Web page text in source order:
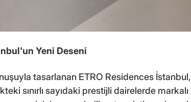
Yeni Deseni
tasarlanan ETRO Residences İstanbul,
sınırlı sayıdaki prestijli dairelerde markalı